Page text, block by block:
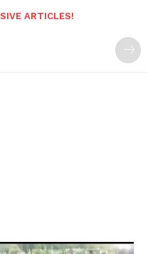
ARTICLES!